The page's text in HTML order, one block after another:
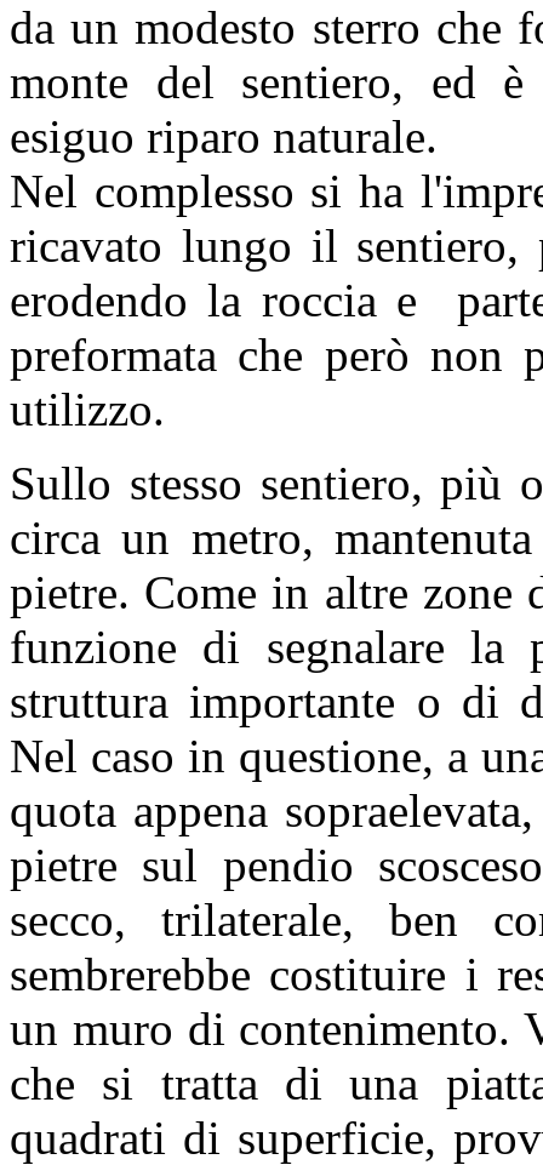
da un modesto sterro che
monte del sentiero, ed è
esiguo riparo naturale.
Nel complesso si ha
ricavato lungo il sentiero,
erodendo la roccia e
preformata che però non
utilizzo.
Sullo stesso sentiero, più
circa un metro,
pietre. Come in altre zone
funzione di segnalare la
struttura importante o di
Nel caso in questione, a
quota appena
pietre sul pendio
secco, trilaterale, ben
sembrerebbe costituire i
un muro di contenimento.
che si tratta di una
quadrati di superficie,